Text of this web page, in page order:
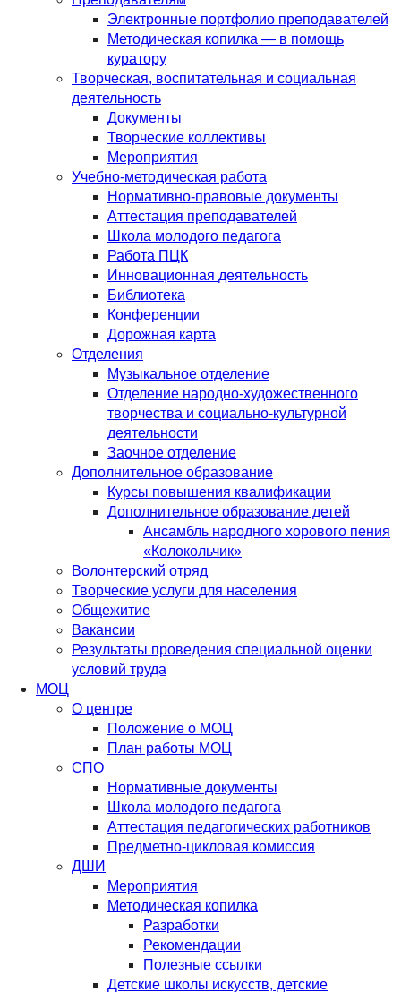
Электронные портфолио преподавателей
Методическая копилка — в помощь
куратору
Творческая, воспитательная и социальная
деятельность
Документы
Творческие коллективы
Мероприятия
Учебно-методическая работа
Нормативно-правовые документы
Аттестация преподавателей
Школа молодого педагога
Работа ПЦК
Инновационная деятельность
Библиотека
Конференции
Дорожная карта
Отделения
Музыкальное отделение
Отделение народно-художественного
творчества и социально-культурной
деятельности
Заочное отделение
Дополнительное образование
Курсы повышения квалификации
Дополнительное образование детей
Ансамбль народного хорового пения
«Колокольчик»
Волонтерский отряд
Творческие услуги для населения
Общежитие
Вакансии
Результаты проведения специальной оценки
условий труда
МОЦ
О центре
Положение о МОЦ
План работы МОЦ
СПО
Нормативные документы
Школа молодого педагога
Аттестация педагогических работников
Предметно-цикловая комиссия
ДШИ
Мероприятия
Методическая копилка
Разработки
Рекомендации
Полезные ссылки
Детские школы искусств, детские